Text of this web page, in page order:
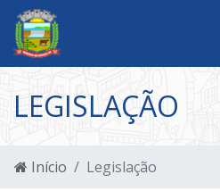
LEGISLAÇÃO
Início Legislação